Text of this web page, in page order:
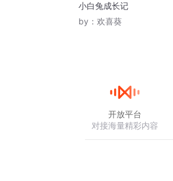
小白兔成长记
by： 欢喜葵
开放平台
对接海量精彩内容